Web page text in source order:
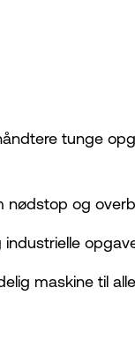
tunge
og
maskine til